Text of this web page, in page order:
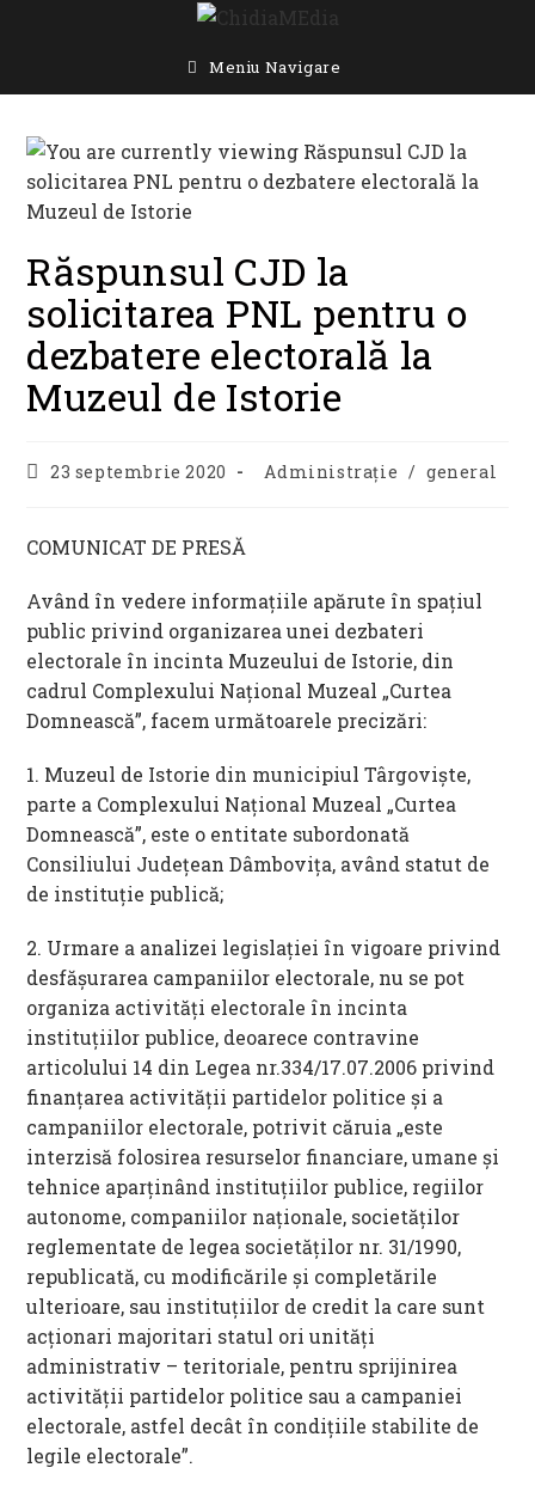
Meniu Navigare
Răspunsul CJD la
solicitarea PNL pentru o
dezbatere electorală la
Muzeul de Istorie
Post23 septembrie 2020
Post
Administrație / general
COMUNICAT DE PRESĂ
Având în vedere informațiile apărute în spațiul
public privind organizarea unei dezbateri
electorale în incinta Muzeului de Istorie, din
cadrul Complexului Național Muzeal „Curtea
Domnească”, facem următoarele precizări:
1. Muzeul de Istorie din municipiul Târgoviște,
parte a Complexului Național Muzeal „Curtea
Domnească”, este o entitate subordonată
Consiliului Județean Dâmbovița, având statut de
de instituție publică;
2. Urmare a analizei legislației în vigoare privind
desfășurarea campaniilor electorale, nu se pot
organiza activități electorale în incinta
instituțiilor publice, deoarece contravine
articolului 14 din Legea nr.334/17.07.2006 privind
finanțarea activității partidelor politice și a
campaniilor electorale, potrivit căruia „este
interzisă folosirea resurselor financiare, umane și
tehnice aparținând instituțiilor publice, regiilor
autonome, companiilor naționale, societăților
reglementate de legea societăților nr. 31/1990,
republicată, cu modificările și completările
ulterioare, sau instituțiilor de credit la care sunt
acționari majoritari statul ori unități
administrativ – teritoriale, pentru sprijinirea
activității partidelor politice sau a campaniei
electorale, astfel decât în condițiile stabilite de
legile electorale”.